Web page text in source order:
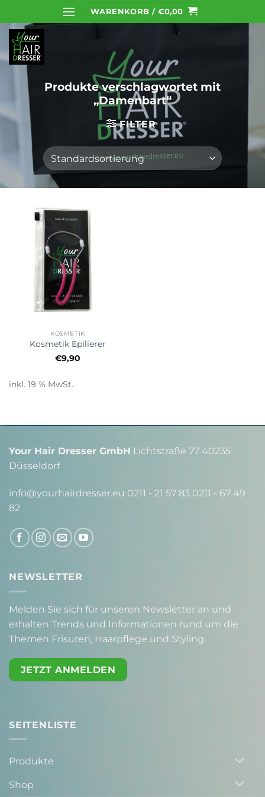
Inhalt
springen
WARENKORB / €0,00
Produkte verschlagwortet mit
„Damenbart“
FILTER
KOSMETIK
Kosmetik Epilierer
€9,90
inkl. 19 % MwSt.
Your Hair Dresser GmbH Lichtstraße 77 40235
Düsseldorf
info@yourhairdresser.eu 0211 - 21 57 83 0211 - 67 49
82
NEWSLETTER
Melden Sie sich für unseren Newsletter an und
erhalten Trends und Informationen rund um die
Themen Frisuren, Haarpflege und Styling.
JETZT ANMELDEN
SEITENLISTE
Produkte
Shop